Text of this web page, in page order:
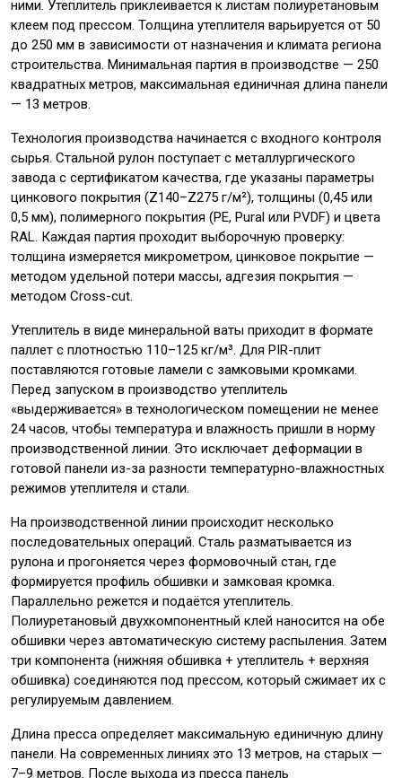
ними. Утеплитель приклеивается к листам полиуретановым
клеем под прессом. Толщина утеплителя варьируется от 50
до 250 мм в зависимости от назначения и климата региона
строительства. Минимальная партия в производстве — 250
квадратных метров, максимальная единичная длина панели
— 13 метров.
Технология производства начинается с входного контроля
сырья. Стальной рулон поступает с металлургического
завода с сертификатом качества, где указаны параметры
цинкового покрытия (Z140–Z275 г/м²), толщины (0,45 или
0,5 мм), полимерного покрытия (PE, Pural или PVDF) и цвета
RAL. Каждая партия проходит выборочную проверку:
толщина измеряется микрометром, цинковое покрытие —
методом удельной потери массы, адгезия покрытия —
методом Cross-cut.
Утеплитель в виде минеральной ваты приходит в формате
паллет с плотностью 110–125 кг/м³. Для PIR-плит
поставляются готовые ламели с замковыми кромками.
Перед запуском в производство утеплитель
«выдерживается» в технологическом помещении не менее
24 часов, чтобы температура и влажность пришли в норму
производственной линии. Это исключает деформации в
готовой панели из-за разности температурно-влажностных
режимов утеплителя и стали.
На производственной линии происходит несколько
последовательных операций. Сталь разматывается из
рулона и прогоняется через формовочный стан, где
формируется профиль обшивки и замковая кромка.
Параллельно режется и подаётся утеплитель.
Полиуретановый двухкомпонентный клей наносится на обе
обшивки через автоматическую систему распыления. Затем
три компонента (нижняя обшивка + утеплитель + верхняя
обшивка) соединяются под прессом, который сжимает их с
регулируемым давлением.
Длина пресса определяет максимальную единичную длину
панели. На современных линиях это 13 метров, на старых —
7–9 метров. После выхода из пресса панель